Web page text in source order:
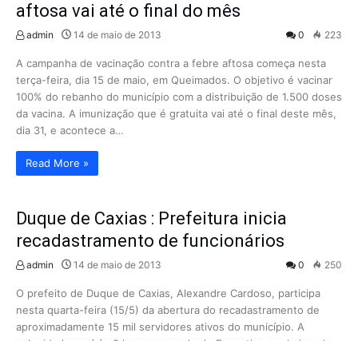
aftosa vai até o final do mês
admin 14 de maio de 2013 0 223
A campanha de vacinação contra a febre aftosa começa nesta
terça-feira, dia 15 de maio, em Queimados. O objetivo é vacinar
100% do rebanho do município com a distribuição de 1.500 doses
da vacina. A imunização que é gratuita vai até o final deste mês,
dia 31, e acontece a…
Read More »
Duque de Caxias : Prefeitura inicia
recadastramento de funcionários
admin 14 de maio de 2013 0 250
O prefeito de Duque de Caxias, Alexandre Cardoso, participa
nesta quarta-feira (15/5) da abertura do recadastramento de
aproximadamente 15 mil servidores ativos do município. A